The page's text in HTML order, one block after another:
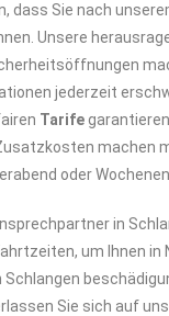
dass Sie nach
Unsere
jederzeit
Tarife
machen
oder
in
um Ihnen
Schlangen
Sie sich auf